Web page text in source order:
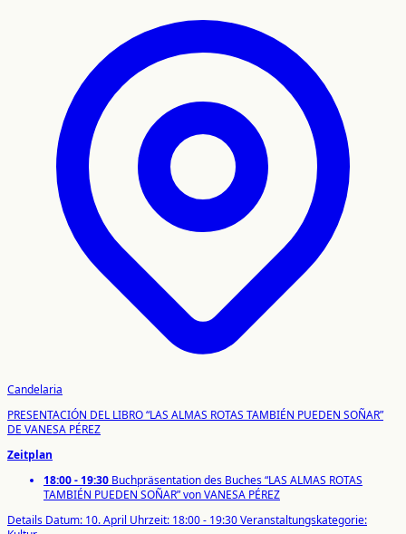
Candelaria
PRESENTACIÓN DEL LIBRO “LAS ALMAS ROTAS TAMBIÉN PUEDEN SOÑAR”
DE VANESA PÉREZ
Zeitplan
18:00 - 19:30 Buchpräsentation des Buches “LAS ALMAS ROTAS
TAMBIÉN PUEDEN SOÑAR” von VANESA PÉREZ
Details Datum: 10. April Uhrzeit: 18:00 - 19:30Veranstaltungskategorie: